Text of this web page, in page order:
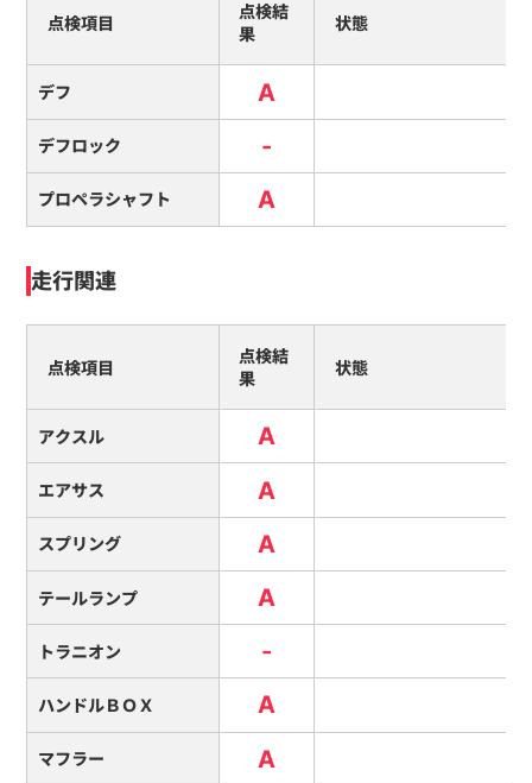
点検項目
点検結
果
状態
デフ A
デフロック -
プロペラシャフト A
走行関連
点検項目
点検結
果
状態
アクスル A
エアサス A
スプリング A
テールランプ A
トラニオン -
ハンドルＢＯＸ A
マフラー A